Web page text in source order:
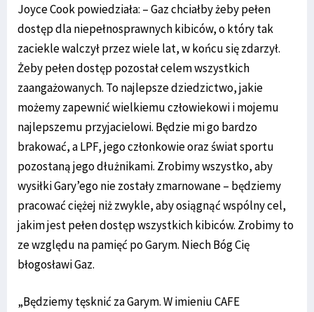
Joyce Cook powiedziała: – Gaz chciałby żeby pełen
dostęp dla niepełnosprawnych kibiców, o który tak
zaciekle walczył przez wiele lat, w końcu się zdarzył.
Żeby pełen dostęp pozostał celem wszystkich
zaangażowanych. To najlepsze dziedzictwo, jakie
możemy zapewnić wielkiemu człowiekowi i mojemu
najlepszemu przyjacielowi. Będzie mi go bardzo
brakować, a LPF, jego członkowie oraz świat sportu
pozostaną jego dłużnikami. Zrobimy wszystko, aby
wysiłki Gary’ego nie zostały zmarnowane – będziemy
pracować ciężej niż zwykle, aby osiągnąć wspólny cel,
jakim jest pełen dostęp wszystkich kibiców. Zrobimy to
ze względu na pamięć po Garym. Niech Bóg Cię
błogosławi Gaz.
„Będziemy tęsknić za Garym. W imieniu CAFE